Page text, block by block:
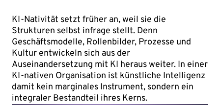
KI-Nativität setzt früher an, weil sie die
Strukturen selbst infrage stellt. Denn
Geschäftsmodelle, Rollenbilder, Prozesse und
Kultur entwickeln sich aus der
Auseinandersetzung mit KI heraus weiter. In einer
KI-nativen Organisation ist künstliche Intelligenz
damit kein marginales Instrument, sondern ein
integraler Bestandteil ihres Kerns.